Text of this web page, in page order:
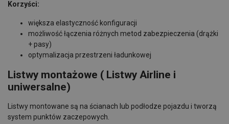
Korzyści:
większa elastyczność konfiguracji
możliwość łączenia różnych metod zabezpieczenia (drążki
+ pasy)
optymalizacja przestrzeni ładunkowej
Listwy montażowe ( Listwy Airline i
uniwersalne)
Listwy montowane są na ścianach lub podłodze pojazdu i tworzą
system punktów zaczepowych.